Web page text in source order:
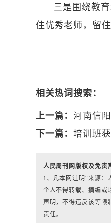
三是围绕教
住优秀老师，留
相关热词搜索：
上一篇： 河南信
下一篇： 培训班
人民周刊网版权及免责
1、凡本网注明“来源：
个人不得转载、摘编或
声明，不得违反该等限
责任。